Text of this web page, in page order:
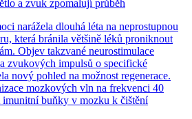
a zvuk zpomalují průběh
narážela dlouhá léta na neprostupnou
která bránila většině léků proniknout
Objev takzvané neurostimulace
zvukových impulsů o specifické
nový pohled na možnost regenerace.
mozkových vln na frekvenci 40
imunitní buňky v mozku k čištění